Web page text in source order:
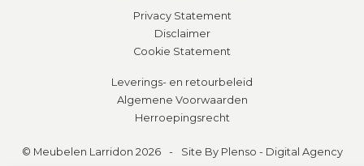
Privacy Statement
Disclaimer
Cookie Statement
Leverings- en retourbeleid
Algemene Voorwaarden
Herroepingsrecht
© Meubelen Larridon 2026 - Site By Plenso - Digital Agency